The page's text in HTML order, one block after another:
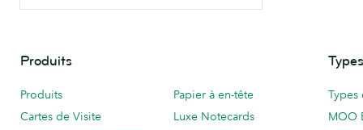
Produits
Produits
Cartes de Visite
Papier à en-tête
Luxe Notecards
MOO